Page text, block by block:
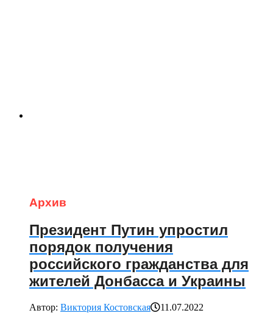
Архив
Президент Путин упростил
порядок получения
российского гражданства для
жителей Донбасса и Украины
Автор: Виктория Костовская
11.07.2022